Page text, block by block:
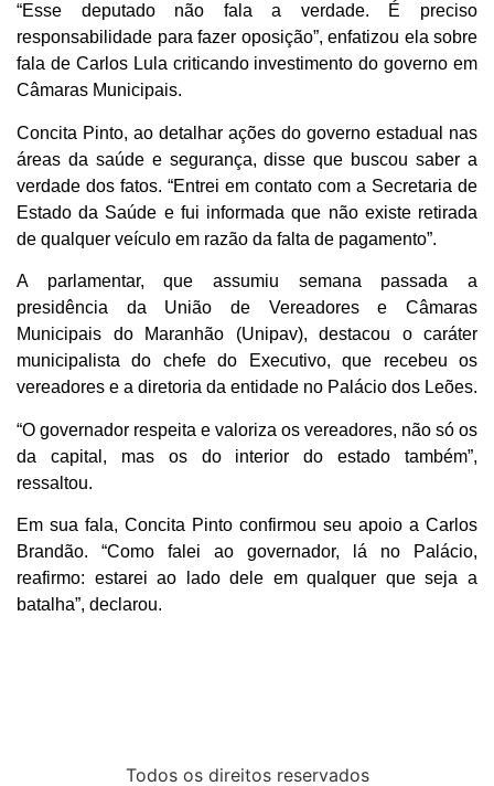
“Esse deputado não fala a verdade. É preciso
responsabilidade para fazer oposição”, enfatizou ela sobre
fala de Carlos Lula criticando investimento do governo em
Câmaras Municipais.
Concita Pinto, ao detalhar ações do governo estadual nas
áreas da saúde e segurança, disse que buscou saber a
verdade dos fatos. “Entrei em contato com a Secretaria de
Estado da Saúde e fui informada que não existe retirada
de qualquer veículo em razão da falta de pagamento”.
A parlamentar, que assumiu semana passada a
presidência da União de Vereadores e Câmaras
Municipais do Maranhão (Unipav), destacou o caráter
municipalista do chefe do Executivo, que recebeu os
vereadores e a diretoria da entidade no Palácio dos Leões.
“O governador respeita e valoriza os vereadores, não só os
da capital, mas os do interior do estado também”,
ressaltou.
Em sua fala, Concita Pinto confirmou seu apoio a Carlos
Brandão. “Como falei ao governador, lá no Palácio,
reafirmo: estarei ao lado dele em qualquer que seja a
batalha”, declarou.
Todos os direitos reservados